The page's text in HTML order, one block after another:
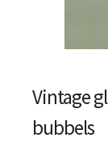
Vintage
bubbels